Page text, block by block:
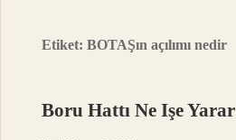
Etiket:BOTAŞın açılımı nedir
Boru Hattı Ne Işe Yarar